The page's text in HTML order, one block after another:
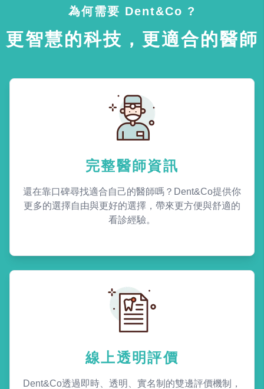
為何需要 Dent&Co ?
更智慧的科技，更適合的醫師
完整醫師資訊
還在靠口碑尋找適合自己的醫師嗎？Dent&Co提供你
更多的選擇自由與更好的選擇，帶來更方便與舒適的
看診經驗。
線上透明評價
Dent&Co透過即時、透明、實名制的雙邊評價機制，